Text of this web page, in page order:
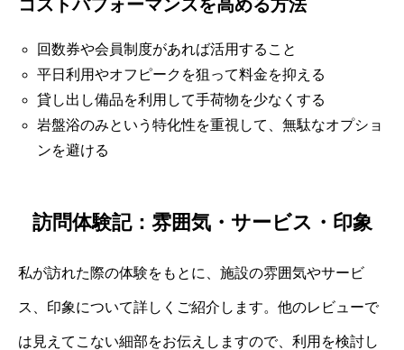
コストパフォーマンスを高める方法
回数券や会員制度があれば活用すること
平日利用やオフピークを狙って料金を抑える
貸し出し備品を利用して手荷物を少なくする
岩盤浴のみという特化性を重視して、無駄なオプショ
ンを避ける
訪問体験記：雰囲気・サービス・印象
私が訪れた際の体験をもとに、施設の雰囲気やサービ
ス、印象について詳しくご紹介します。他のレビューで
は見えてこない細部をお伝えしますので、利用を検討し